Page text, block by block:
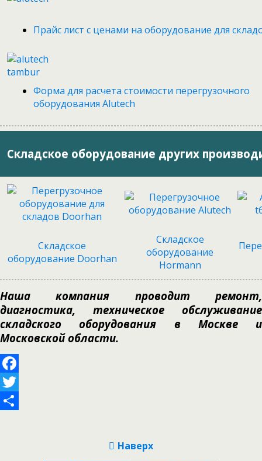
Прайс лист с ценами на оборудование для
Форма для расчета стоимости перегрузочного
оборудования Alutech
Складское оборудование других
Cкладское
оборудование Doorhan
Складское
оборудование
Hormann
Наша компания проводит ремонт,
диагностика, техническое обслуживание
складского оборудования в Москве и
Московской области.
Facebook
Twitter
Наверх